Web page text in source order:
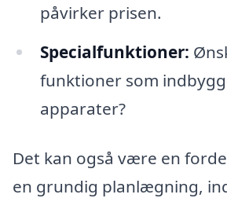
påvirker prisen.
Specialfunktioner:
funktioner som
apparater?
Det kan også være en
en grundig planlægning,